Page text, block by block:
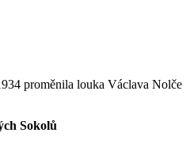
proměnila louka Václava Nolče
Sokolů